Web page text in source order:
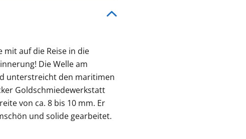
mit auf die Reise in die
Die Welle am
unterstreicht den maritimen
Goldschmiedewerkstatt
von ca. 8 bis 10 mm. Er
und solide gearbeitet.